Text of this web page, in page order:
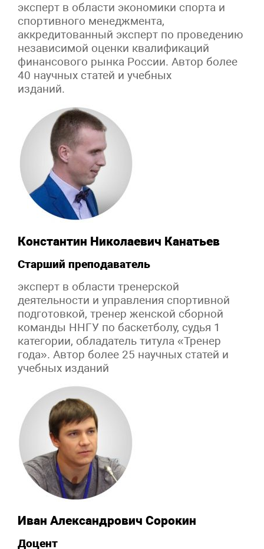
эксперт в области экономики спорта и
спортивного менеджмента,
аккредитованный эксперт по проведению
независимой оценки квалификаций
финансового рынка России. Автор более
40 научных статей и учебных
изданий.
Константин Николаевич Канатьев
Старший преподаватель
эксперт в области тренерской
деятельности и управления спортивной
подготовкой, тренер женской сборной
команды ННГУ по баскетболу, судья 1
категории, обладатель титула «Тренер
года». Автор более 25 научных статей и
учебных изданий
Иван Александрович Сорокин
Доцент